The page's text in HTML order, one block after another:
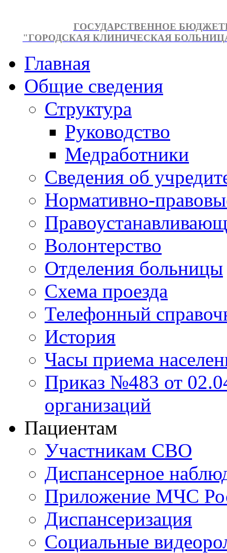
ГОСУДАРСТВЕННОЕ
"ГОРОДСКАЯ КЛИНИЧЕСКАЯ
Главная
Общие сведения
Структура
Руководство
Медработники
Сведения об
Нормативно-
Волонтерство
Отделения больницы
Схема проезда
Телефонный
История
Часы приема
Приказ №483 от
организаций
Пациентам
Участникам СВО
Диспансерное
Приложение МЧС
Диспансеризация
Социальные